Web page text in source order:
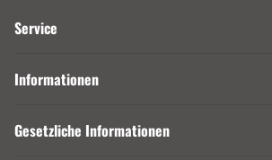
Service
Informationen
Gesetzliche Informationen